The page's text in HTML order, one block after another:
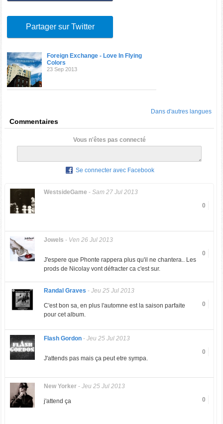
Partager sur Twitter
Foreign Exchange - Love In Flying
Colors
23 Sep 2013
Dans d'autres langues
Commentaires
Vous n'êtes pas connecté
Se connecter avec Facebook
WestsideGame - Sam 27 Jul 2013
0
Jowels - Ven 26 Jul 2013
0
J'espere que Phonte rappera plus qu'il ne chantera.. Les
prods de Nicolay vont défracter ca c'est sur.
Randal Graves - Jeu 25 Jul 2013
0
C'est bon sa, en plus l'automne est la saison parfaite
pour cet album.
Flash Gordon- Jeu 25 Jul 2013
0
J'attends pas mais ça peut etre sympa.
New Yorker- Jeu 25 Jul 2013
0
j'attend ça